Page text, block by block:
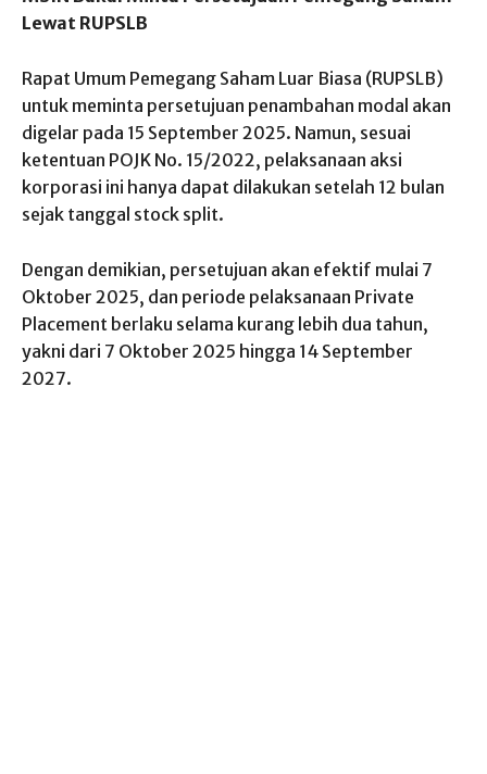
Lewat RUPSLB
Rapat Umum Pemegang Saham Luar Biasa (RUPSLB)
untuk meminta persetujuan penambahan modal akan
digelar pada 15 September 2025. Namun, sesuai
ketentuan POJK No. 15/2022, pelaksanaan aksi
korporasi ini hanya dapat dilakukan setelah 12 bulan
sejak tanggal stock split.
Dengan demikian, persetujuan akan efektif mulai 7
Oktober 2025, dan periode pelaksanaan Private
Placement berlaku selama kurang lebih dua tahun,
yakni dari 7 Oktober 2025 hingga 14 September
2027.